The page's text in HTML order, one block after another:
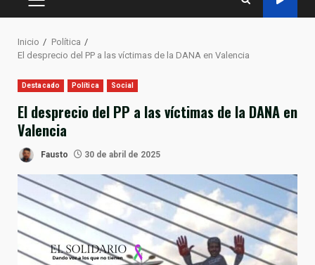
MENÚ
Inicio
Política
El desprecio del PP a las víctimas de la DANA en Valencia
Destacado Política Social
El desprecio del PP a las víctimas de la DANA en
Valencia
Fausto 30 de abril de 2025